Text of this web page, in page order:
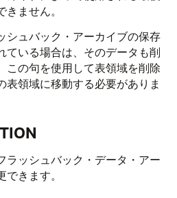
ません。
シュバック・アーカイブの保存
ている場合は、そのデータも削
この句を使用して表領域を削除
表領域に移動する必要がありま
ラッシュバック・データ・アー
きます。